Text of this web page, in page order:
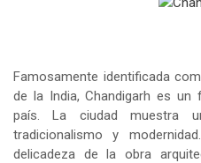
Famosamente identificada
de la India, Chandigarh es
país. La ciudad muestra
tradicionalismo y
delicadeza de la obra